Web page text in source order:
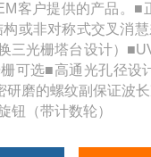
户提供的产品
或非对称式交叉消
三光栅塔台设计）
可选■高通光孔径设计
研磨的螺纹副保证波
钮（带计数轮）